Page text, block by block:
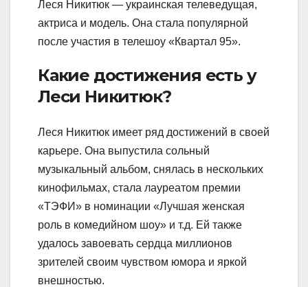
Леся Никитюк — украинская телеведущая,
актриса и модель. Она стала популярной
после участия в телешоу «Квартал 95».
Какие достижения есть у
Леси Никитюк?
Леся Никитюк имеет ряд достижений в своей
карьере. Она выпустила сольный
музыкальный альбом, снялась в нескольких
кинофильмах, стала лауреатом премии
«ТЭФИ» в номинации «Лучшая женская
роль в комедийном шоу» и т.д. Ей также
удалось завоевать сердца миллионов
зрителей своим чувством юмора и яркой
внешностью.